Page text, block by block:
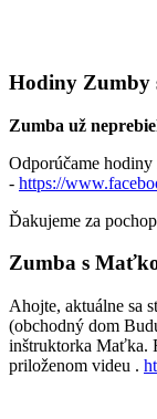
Hodiny Zumby
Zumba už
Odporúčame
- https://
Ďakujeme za
Zumba s
Ahojte, aktuálne sa
(obchodný dom
inštruktorka Maťka.
priloženom videu .